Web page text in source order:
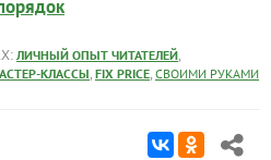
ЛИЧНЫЙ ОПЫТ ЧИТАТЕЛЕЙ,
КЛАССЫ, FIX PRICE, СВОИМИ РУКАМИ